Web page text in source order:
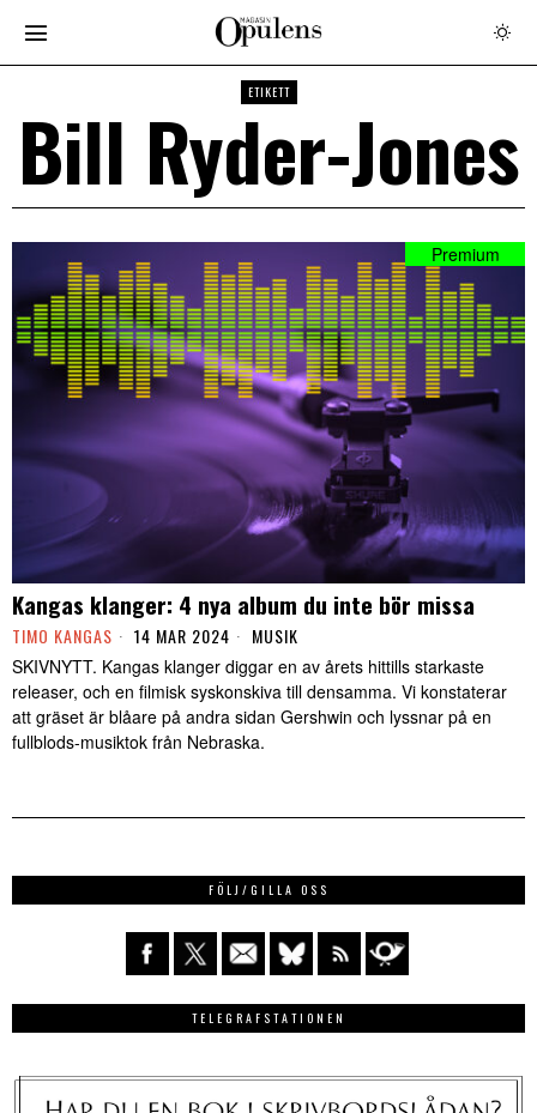
ETIKETT
Bill Ryder-Jones
Kangas klanger: 4 nya album du inte bör missa
TIMO KANGAS 14 MAR 2024 MUSIK
SKIVNYTT. Kangas klanger diggar en av årets hittills starkaste
releaser, och en filmisk syskonskiva till densamma. Vi konstaterar
att gräset är blåare på andra sidan Gershwin och lyssnar på en
fullblods-musiktok från Nebraska.
FÖLJ/GILLA OSS
TELEGRAFSTATIONEN